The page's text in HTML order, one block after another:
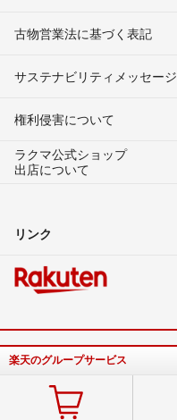
古物営業法に基づく表記
サステナビリティメッセージ
権利侵害について
ラクマ公式ショップ
出店について
リンク
楽天のグループサービス